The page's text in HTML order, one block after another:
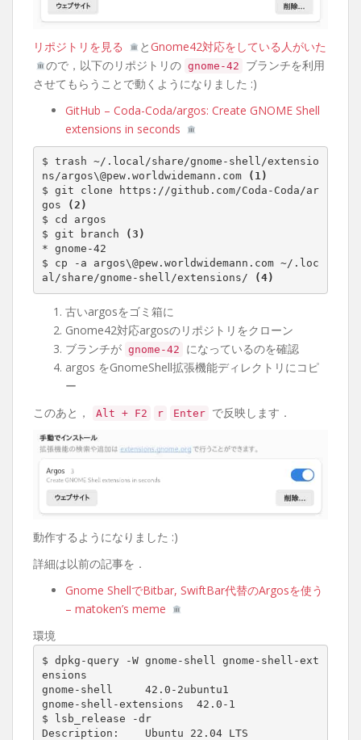
リポジトリを見る とGnome42対応をしている人がいた
ので，以下のリポジトリの gnome-42
ブランチを利用
させてもらうことで動くようになりました :)
GitHub – Coda-Coda/argos: Create GNOME Shell
extensions in seconds
$ trash ~/.local/share/gnome-shell/extensio
ns/argos\@pew.worldwidemann.com
(1)
$ git clone https://github.com/Coda-Coda/ar
gos
(2)
$ cd argos
$ git branch
(3)
* gnome-42
$ cp -a argos\@pew.worldwidemann.com ~/.loc
al/share/gnome-shell/extensions/
(4)
古いargosをゴミ箱に
Gnome42対応argosのリポジトリをクローン
ブランチが gnome-42
になっているのを確認
argos をGnomeShell拡張機能ディレクトリにコピ
ー
このあと，
Alt + F2 r Enter で反映します．
動作するようになりました :)
詳細は以前の記事を．
Gnome ShellでBitbar, SwiftBar代替のArgosを使う
– matoken’s meme
環境
$ dpkg-query -W gnome-shell gnome-shell-ext
ensions
gnome-shell     42.0-2ubuntu1
gnome-shell-extensions  42.0-1
$ lsb_release -dr
Description:    Ubuntu 22.04 LTS